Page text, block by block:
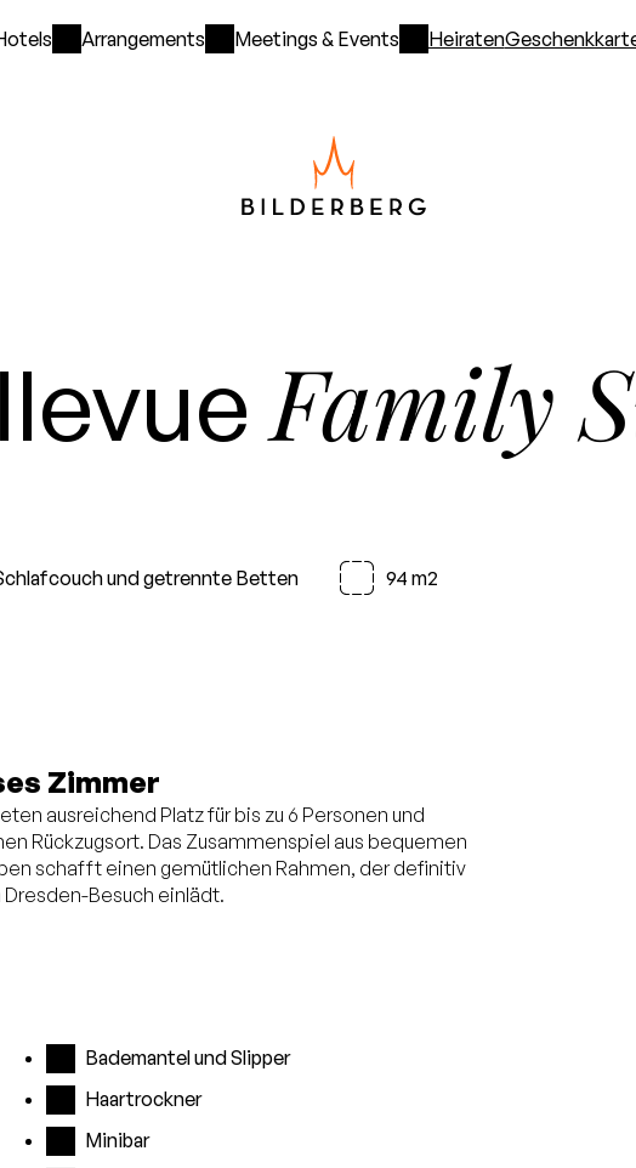
Arrangements Meetings & Events Heiraten
Family
und getrennte Betten 94 m2
Zimmer
ausreichend Platz für bis zu 6 Personen und
Rückzugsort. Das Zusammenspiel aus bequemen
schafft einen gemütlichen Rahmen, der definitiv
Besuch einlädt.
Bademantel und Slipper
Haartrockner
Minibar